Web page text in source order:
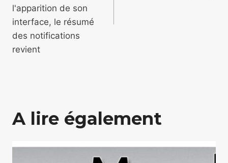
l'apparition de son
interface, le résumé
des notifications
revient
A lire également